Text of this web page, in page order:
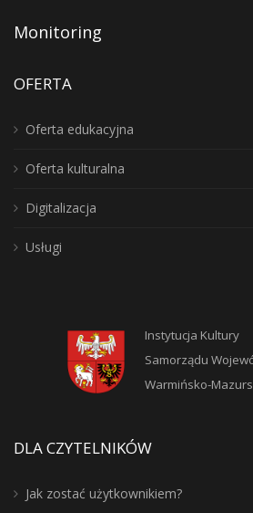
Monitoring
OFERTA
Oferta edukacyjna
Oferta kulturalna
Digitalizacja
Usługi
Instytucja Kultury
Samorządu
Warmińsko-
DLA CZYTELNIKÓW
Jak zostać użytkownikiem?